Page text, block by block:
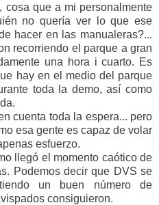
cosa que a mi personalmente
no quería ver lo que ese
hacer en las manualeras?...
recorriendo el parque a gran
una hora i cuarto. Es
hay en el medio del parque
toda la demo, así como
cuenta toda la espera... pero
esa gente es capaz de volar
esfuerzo.
llegó el momento caótico de
Podemos decir que DVS se
un buen número de
consiguieron.